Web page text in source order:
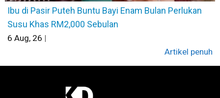
Ibu di Pasir Puteh Buntu Bayi Enam Bulan Perlukan
Susu Khas RM2,000 Sebulan
6 Aug, 26 |
Artikel penuh